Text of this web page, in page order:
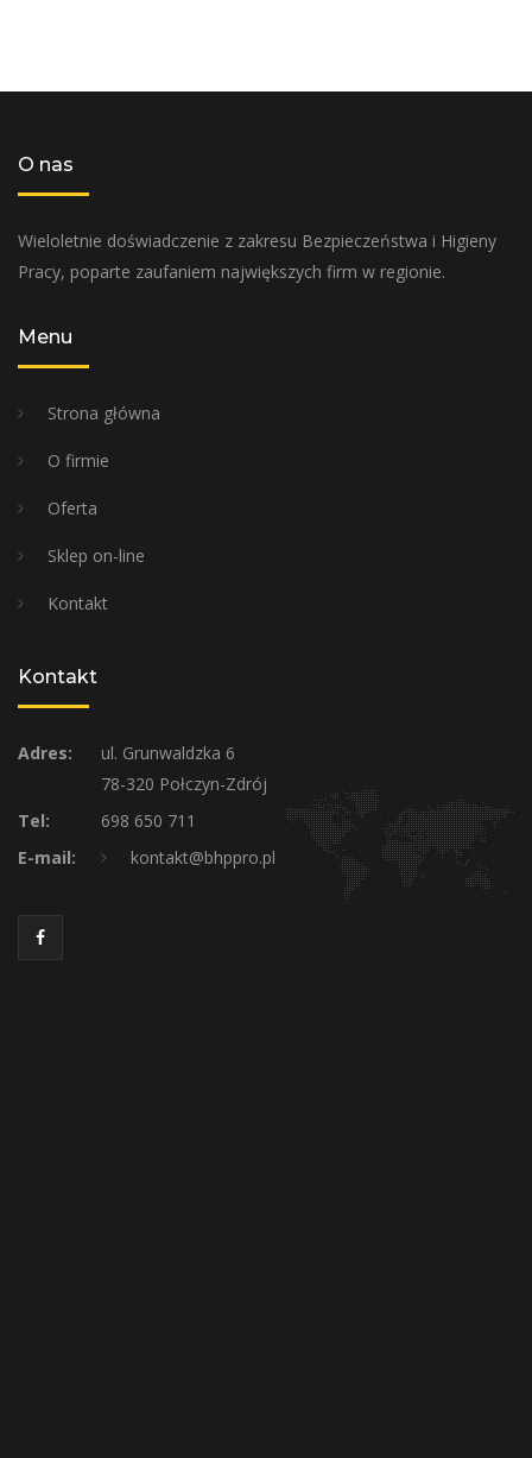
O nas
Wieloletnie doświadczenie z zakresu Bezpieczeństwa i Higieny
Pracy, poparte zaufaniem największych firm w regionie.
Menu
Strona główna
O firmie
Oferta
Sklep on-line
Kontakt
Kontakt
Adres:
ul. Grunwaldzka 6
78-320 Połczyn-Zdrój
Tel:
698 650 711
E-mail:
kontakt@bhppro.pl